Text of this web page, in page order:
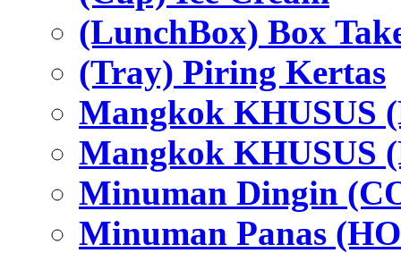
(LunchBox) Box
(Tray) Piring Kertas
Mangkok KHUSUS
Mangkok KHUSUS
Minuman Dingin
Minuman Panas